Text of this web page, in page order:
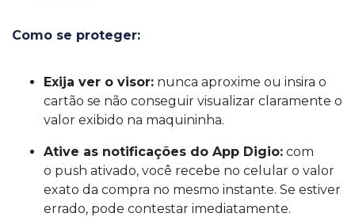
Como se proteger:
Exija ver o visor: nunca aproxime ou insira o
cartão se não conseguir visualizar claramente o
valor exibido na maquininha.
Ative as notificações do App Digio: com
o push ativado, você recebe no celular o valor
exato da compra no mesmo instante. Se estiver
errado, pode contestar imediatamente.